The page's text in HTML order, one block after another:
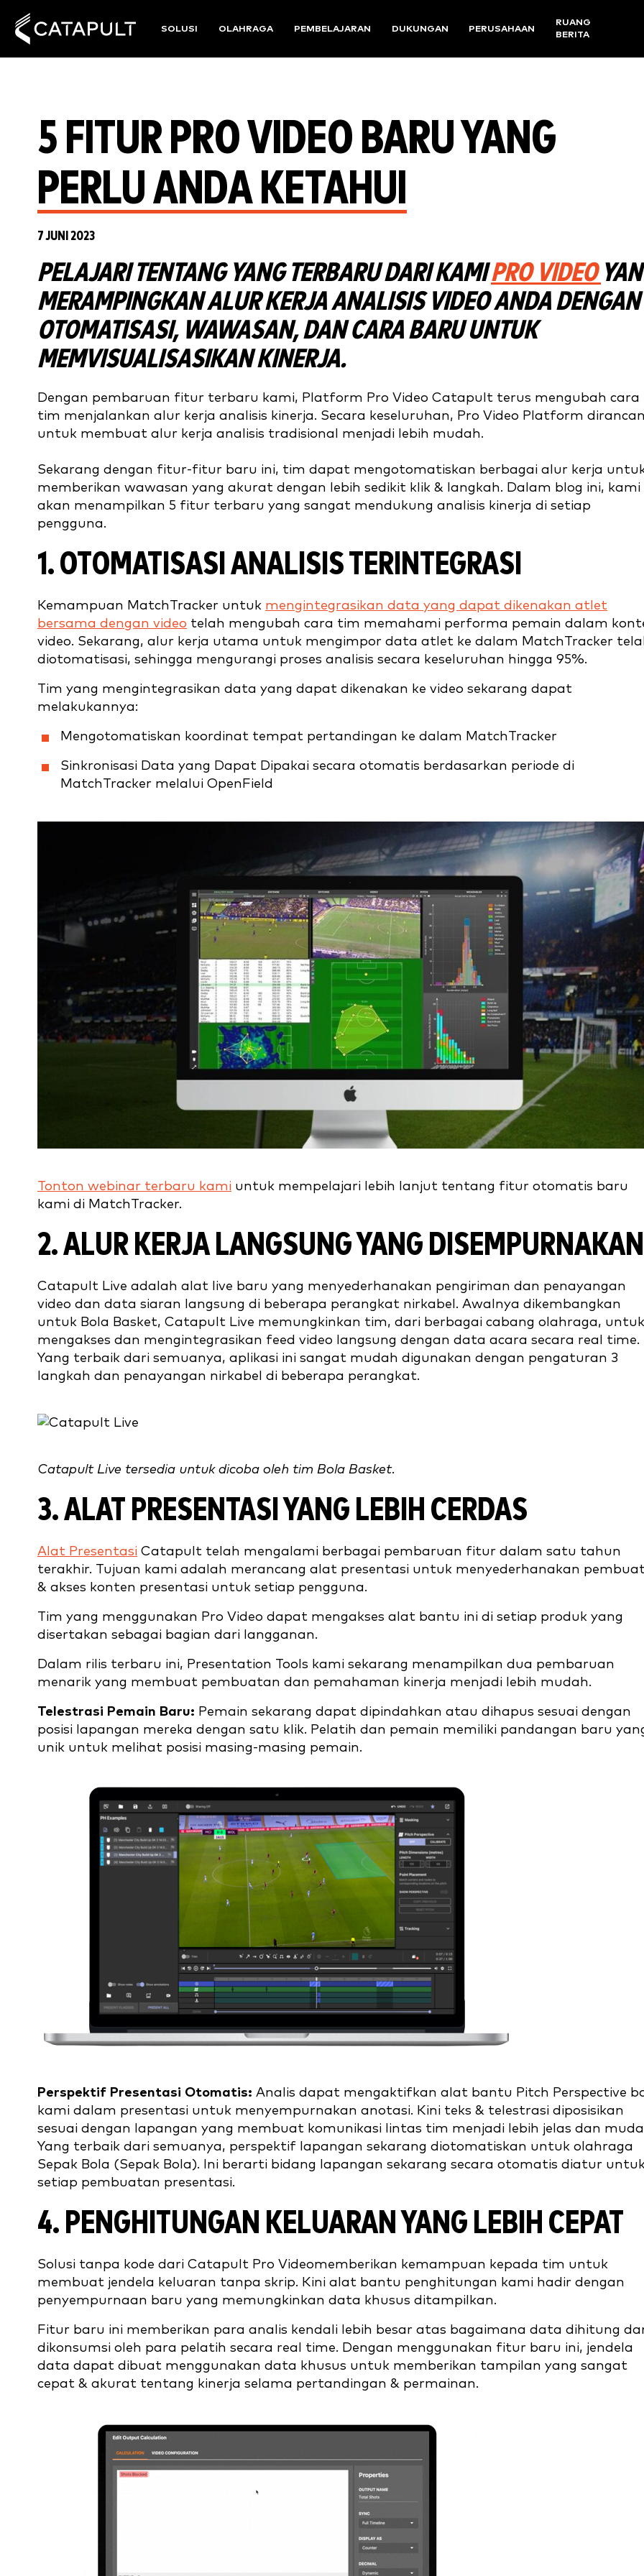
SOLUSI OLAHRAGA PEMBELAJARAN DUKUNGAN PERUSAHAAN
RUANG
BERITA
5 FITUR PRO VIDEO BARU YANG
PERLU ANDA KETAHUI
7 JUNI 2023
PELAJARI TENTANG YANG TERBARU DARI KAMIPRO VIDEO
MERAMPINGKAN ALUR KERJA ANALISIS VIDEO ANDA DENGAN
OTOMATISASI, WAWASAN, DAN CARA BARU UNTUK
MEMVISUALISASIKAN KINERJA.
Dengan pembaruan fitur terbaru kami, Platform Pro Video Catapult terus mengubah cara
tim menjalankan alur kerja analisis kinerja. Secara keseluruhan, Pro Video Platform
untuk membuat alur kerja analisis tradisional menjadi lebih mudah.
Sekarang dengan fitur-fitur baru ini, tim dapat mengotomatiskan berbagai alur kerja
memberikan wawasan yang akurat dengan lebih sedikit klik & langkah. Dalam blog ini, kami
akan menampilkan 5 fitur terbaru yang sangat mendukung analisis kinerja di setiap
pengguna.
1. OTOMATISASI ANALISIS TERINTEGRASI
Kemampuan MatchTracker untuk mengintegrasikan data yang dapat dikenakan atlet
bersama dengan video telah mengubah cara tim memahami performa pemain dalam
video. Sekarang, alur kerja utama untuk mengimpor data atlet ke dalam MatchTracker
diotomatisasi, sehingga mengurangi proses analisis secara keseluruhan hingga 95%.
Tim yang mengintegrasikan data yang dapat dikenakan ke video sekarang dapat
melakukannya:
Mengotomatiskan koordinat tempat pertandingan ke dalam MatchTracker
Sinkronisasi Data yang Dapat Dipakai secara otomatis berdasarkan periode di
MatchTracker melalui OpenField
Tonton webinar terbaru kami untuk mempelajari lebih lanjut tentang fitur otomatis baru
kami di MatchTracker.
2. ALUR KERJA LANGSUNG YANG DISEMPURNAKAN
Catapult Live adalah alat live baru yang menyederhanakan pengiriman dan penayangan
video dan data siaran langsung di beberapa perangkat nirkabel. Awalnya dikembangkan
untuk Bola Basket, Catapult Live memungkinkan tim, dari berbagai cabang olahraga, untuk
mengakses dan mengintegrasikan feed video langsung dengan data acara secara real time.
Yang terbaik dari semuanya, aplikasi ini sangat mudah digunakan dengan pengaturan 3
langkah dan penayangan nirkabel di beberapa perangkat.
Catapult Live tersedia untuk dicoba oleh tim Bola Basket.
3. ALAT PRESENTASI YANG LEBIH CERDAS
Alat Presentasi Catapult telah mengalami berbagai pembaruan fitur dalam satu tahun
terakhir. Tujuan kami adalah merancang alat presentasi untuk menyederhanakan
& akses konten presentasi untuk setiap pengguna.
Tim yang menggunakan Pro Video dapat mengakses alat bantu ini di setiap produk yang
disertakan sebagai bagian dari langganan.
Dalam rilis terbaru ini, Presentation Tools kami sekarang menampilkan dua pembaruan
menarik yang membuat pembuatan dan pemahaman kinerja menjadi lebih mudah.
Telestrasi Pemain Baru: Pemain sekarang dapat dipindahkan atau dihapus sesuai dengan
posisi lapangan mereka dengan satu klik. Pelatih dan pemain memiliki pandangan baru
unik untuk melihat posisi masing-masing pemain.
Perspektif Presentasi Otomatis: Analis dapat mengaktifkan alat bantu Pitch Perspective
kami dalam presentasi untuk menyempurnakan anotasi. Kini teks & telestrasi diposisikan
sesuai dengan lapangan yang membuat komunikasi lintas tim menjadi lebih jelas dan
Yang terbaik dari semuanya, perspektif lapangan sekarang diotomatiskan untuk olahraga
Sepak Bola (Sepak Bola). Ini berarti bidang lapangan sekarang secara otomatis diatur
setiap pembuatan presentasi.
4. PENGHITUNGAN KELUARAN YANG LEBIH CEPAT
Solusi tanpa kode dari Catapult Pro Videomemberikan kemampuan kepada tim untuk
membuat jendela keluaran tanpa skrip. Kini alat bantu penghitungan kami hadir dengan
penyempurnaan baru yang memungkinkan data khusus ditampilkan.
Fitur baru ini memberikan para analis kendali lebih besar atas bagaimana data dihitung
dikonsumsi oleh para pelatih secara real time. Dengan menggunakan fitur baru ini, jendela
data dapat dibuat menggunakan data khusus untuk memberikan tampilan yang sangat
cepat & akurat tentang kinerja selama pertandingan & permainan.